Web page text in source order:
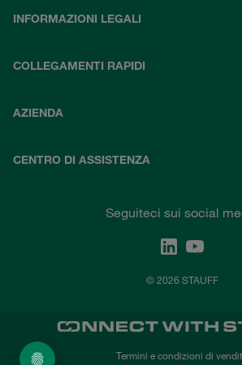
INFORMAZIONI LEGALI
COLLEGAMENTI RAPIDI
AZIENDA
CENTRO DI ASSISTENZA
Seguiteci sui social
© 2026 STAUFF
Termini e condizioni di